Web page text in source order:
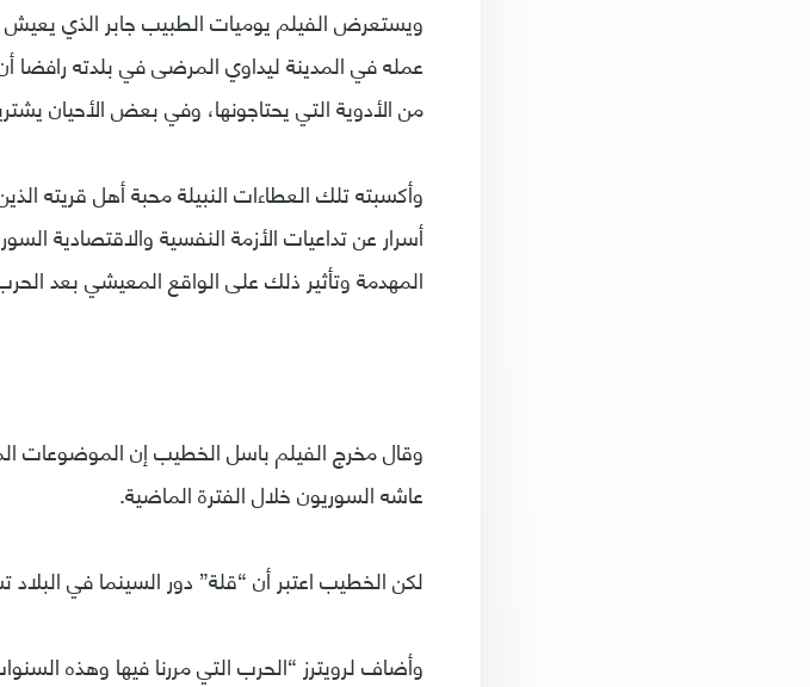
ويستعرض الفيلم يوميات الطبيب جابر الذي
عمله في المدينة ليداوي المرضى في بلدته
من الأدوية التي يحتاجونها، وفي بعض الأحيان
وأكسبته تلك العطاءات النبيلة محبة أهل قريته
أسرار عن تداعيات الأزمة النفسية والاقتصادية
المهدمة وتأثير ذلك على الواقع المعيشي بعد
وقال مخرج الفيلم باسل الخطيب إن الموضوعات
عاشه السوريون خلال الفترة الماضية.
لكن الخطيب اعتبر أن “قلة” دور السينما في البلاد
وأضاف لرويترز “الحرب التي مررنا فيها وهذه